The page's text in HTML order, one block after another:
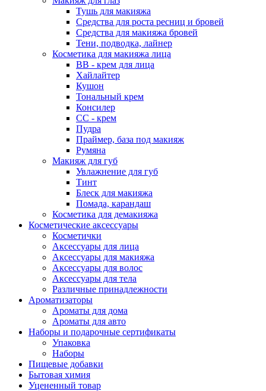
Тушь для макияжа
Средства для роста ресниц и бровей
Средства для макияжа бровей
Тени, подводка, лайнер
Косметика для макияжа лица
ВВ - крем для лица
Хайлайтер
Кушон
Тональный крем
Консилер
СС - крем
Пудра
Праймер, база под макияж
Румяна
Макияж для губ
Увлажнение для губ
Тинт
Блеск для макияжа
Помада, карандаш
Косметика для демакияжа
Косметические аксессуары
Косметички
Аксессуары для лица
Аксессуары для макияжа
Аксессуары для волос
Аксессуары для тела
Различные принадлежности
Ароматизаторы
Ароматы для дома
Ароматы для авто
Наборы и подарочные сертификаты
Упаковка
Наборы
Пищевые добавки
Бытовая химия
Уцененный товар